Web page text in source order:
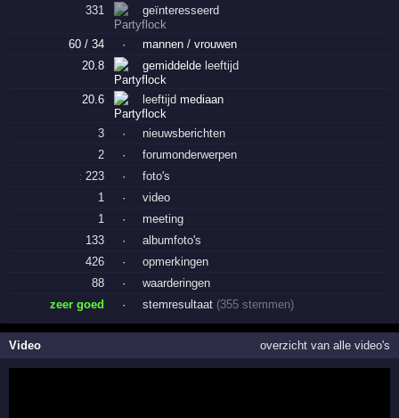
331 geïnteresseerd
60 / 34 ·
mannen / vrouwen
20.8
gemiddeldeleeftijd
20.6 leeftijd mediaan
3 ·
nieuwsberichten
2
· forumonderwerpen
: 223 ·
foto's
1
·
video
1
·
meeting
133
·
albumfoto's
426
·
opmerkingen
88
·
waarderingen
zeer goed
· stemresultaat (355 stemmen)
Video overzicht van alle video's